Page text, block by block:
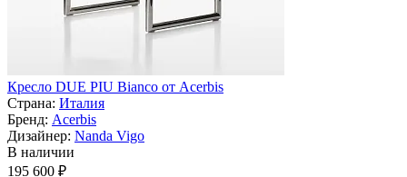
Кресло DUE PIU Bianco от Acerbis
Страна: Италия
Бренд: Acerbis
Дизайнер: Nanda Vigo
В наличии
195 600 ₽